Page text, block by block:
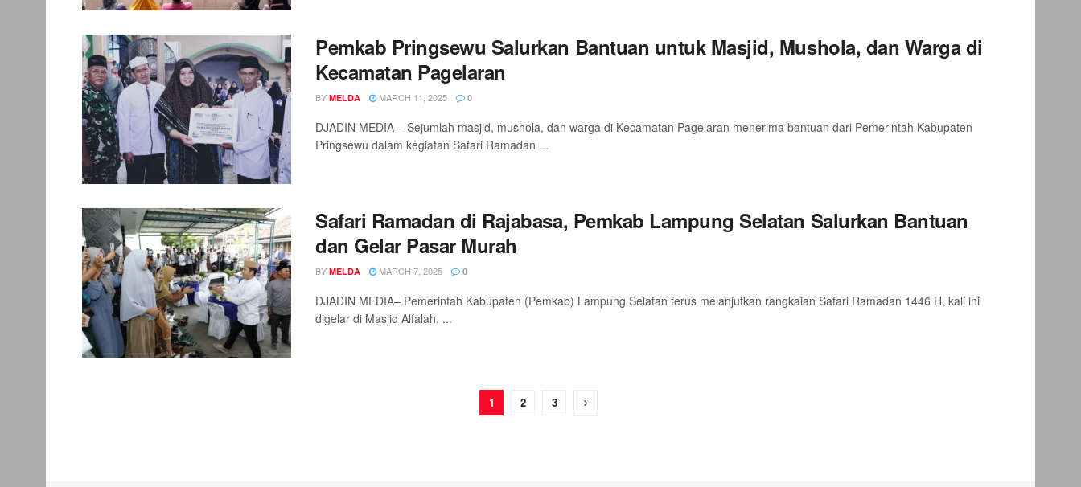
Pemkab Pringsewu Salurkan Bantuan untuk Masjid, Mushola, dan Warga di
Kecamatan Pagelaran
BY MELDA MARCH 11, 2025 0
DJADIN MEDIA – Sejumlah masjid, mushola, dan warga di Kecamatan Pagelaran menerima bantuan dari Pemerintah Kabupaten
Pringsewu dalam kegiatan Safari Ramadan ...
Safari Ramadan di Rajabasa, Pemkab Lampung Selatan Salurkan Bantuan
dan Gelar Pasar Murah
BY MELDA MARCH 7, 2025 0
DJADIN MEDIA– Pemerintah Kabupaten (Pemkab) Lampung Selatan terus melanjutkan rangkaian Safari Ramadan 1446 H, kali ini
digelar di Masjid Alfalah, ...
1 2 3